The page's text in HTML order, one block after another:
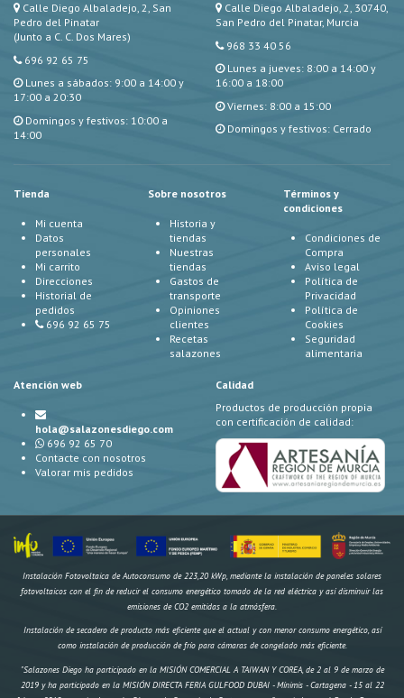
Calle Diego Albaladejo, 2, San
Pedro del Pinatar
(Junto a C. C. Dos Mares)
696 92 65 75
Lunes a sábados: 9:00 a 14:00 y
17:00 a 20:30
Domingos y festivos: 10:00 a
14:00
Calle Diego Albaladejo, 2, 30740,
San Pedro del Pinatar, Murcia
968 33 40 56
Lunes a jueves: 8:00 a 14:00 y
16:00 a 18:00
Viernes: 8:00 a 15:00
Domingos y festivos: Cerrado
Tienda
Mi cuenta
Datos
personales
Mi carrito
Direcciones
Historial de
pedidos
696 92 65 75
Sobre nosotros
Historia y
tiendas
Nuestras
tiendas
Gastos de
transporte
Opiniones
clientes
Recetas
salazones
Términos y
condiciones
Condiciones de
Compra
Aviso legal
Política de
Privacidad
Política de
Cookies
Seguridad
alimentaria
Atención web
hola@salazonesdiego.com
696 92 65 70
Contacte con nosotros
Valorar mis pedidos
Calidad
Productos de producción propia
con certificación de calidad:
Instalación Fotovoltaica de Autoconsumo de 223,20 kWp, mediante la instalación de paneles solares
fotovoltaicos con el fin de reducir el consumo energético tomado de la red eléctrica y así disminuir las
emisiones de CO2 emitidas a la atmósfera.
Instalación de secadero de producto más eficiente que el actual y con menor consumo energético, así
como instalación de producción de frío para cámaras de congelado más eficiente.
"Salazones Diego ha participado en la MISIÓN COMERCIAL A TAIWAN Y COREA, de 2 al 9 de marzo de
2019 y ha participado en la MISIÓN DIRECTA FERIA GULFOOD DUBAI - Mínimis - Cartagena - 15 al 22